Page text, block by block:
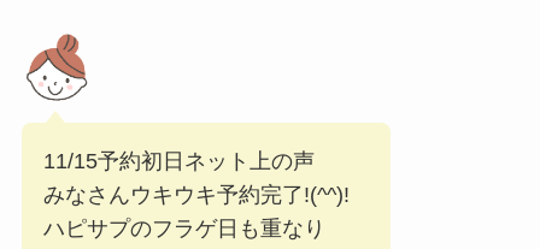
11/15予約初日ネット上の声
みなさんウキウキ予約完了!(^^)!
ハピサプのフラゲ日も重なり